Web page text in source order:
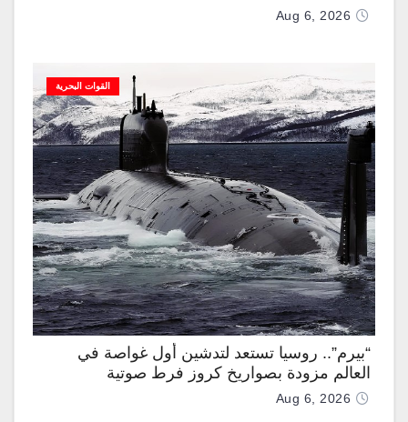
Aug 6, 2026
القوات البحرية
“بيرم”.. روسيا تستعد لتدشين أول غواصة في
العالم مزودة بصواريخ كروز فرط صوتية
Aug 6, 2026